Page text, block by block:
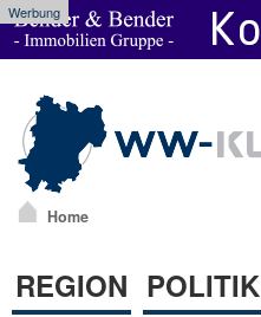
Werbung
Home
REGION POLITIK